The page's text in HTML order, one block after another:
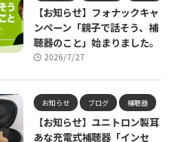
【お知らせ】フォナックキャ
ンペーン「親子で話そう、補
聴器のこと」始まりました。
2026/7/27
お知らせ ブログ 補聴器
【お知らせ】ユニトロン製耳
あな充電式補聴器「インセ